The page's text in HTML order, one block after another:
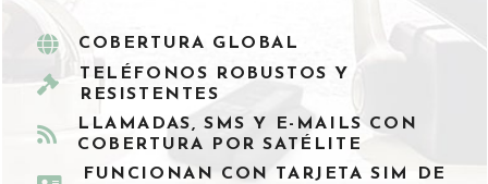
COBERTURA GLOBAL
TELÉFONOS ROBUSTOS Y
RESISTENTES
LLAMADAS, SMS Y E-MAILS CON
COBERTURA POR SATÉLITE
FUNCIONAN CON TARJETA SIM DE